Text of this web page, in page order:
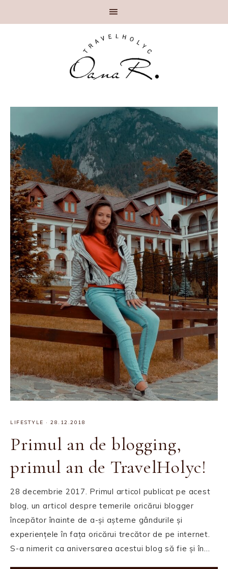
LIFESTYLE · 28.12.2018
Primul an de blogging,
primul an de TravelHolyc!
28 decembrie 2017. Primul articol publicat pe acest
blog, un articol despre temerile oricărui blogger
începător înainte de a-și așterne gândurile și
experiențele în fața oricărui trecător de pe internet.
S-a nimerit ca aniversarea acestui blog să fie și în…